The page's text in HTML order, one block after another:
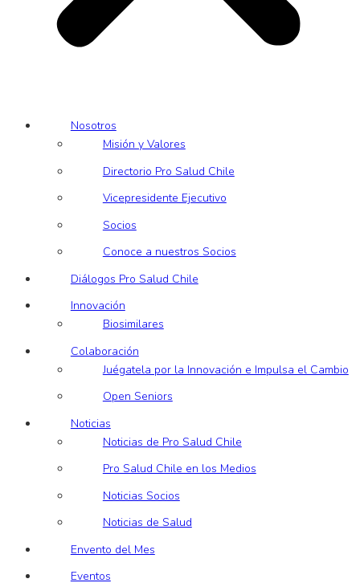
Nosotros
Misión y Valores
Directorio Pro Salud Chile
Vicepresidente Ejecutivo
Socios
Conoce a nuestros Socios
Diálogos Pro Salud Chile
Innovación
Biosimilares
Colaboración
Juégatela por la Innovación e Impulsa el Cambio
Open Seniors
Noticias
Noticias de Pro Salud Chile
Pro Salud Chile en los Medios
Noticias Socios
Noticias de Salud
Envento del Mes
Eventos